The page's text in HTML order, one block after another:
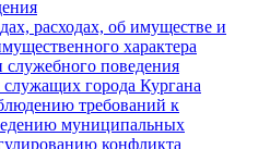
расходах, об имуществе и
характера
поведения
города Кургана
требований к
муниципальных
конфликта